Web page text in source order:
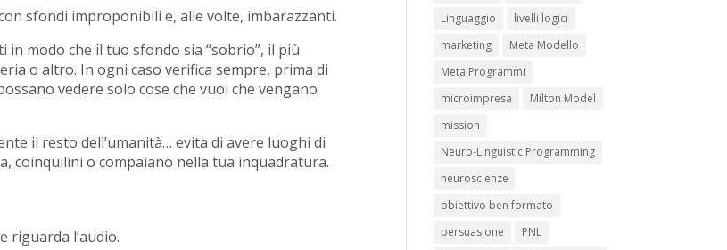
sfondi improponibili e, alle volte, imbarazzanti.
modo che il tuo sfondo sia “sobrio”, il più
o altro. In ogni caso verifica sempre, prima di
vedere solo cose che vuoi che vengano
il resto dell’umanità… evita di avere luoghi di
coinquilini o compaiano nella tua inquadratura.
riguarda l’audio.
Linguaggio
livelli logici
marketing
Meta Modello
Meta Programmi
microimpresa
Milton Model
mission
Neuro-Linguistic Programming
neuroscienze
obiettivo ben formato
persuasione
PNL